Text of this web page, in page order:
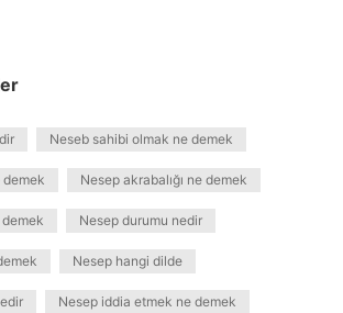
Neseb sahibi olmak ne demek
Nesep akrabalığı ne demek
demek Nesep durumu nedir
Nesep hangi dilde
Nesep iddia etmek ne demek